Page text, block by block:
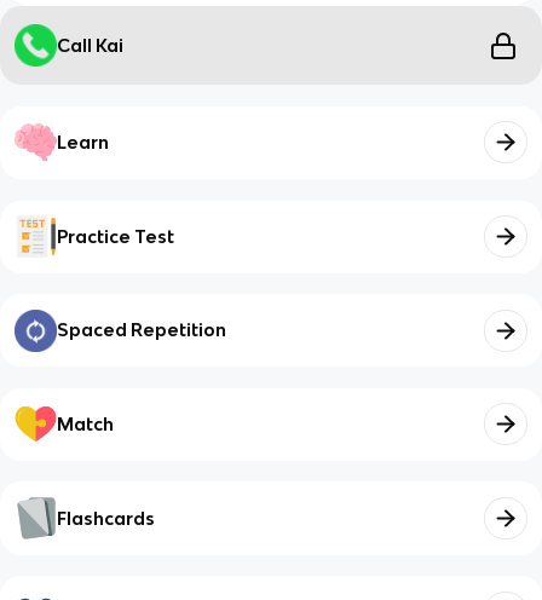
Call Kai
Learn
Practice Test
Spaced Repetition
Match
Flashcards